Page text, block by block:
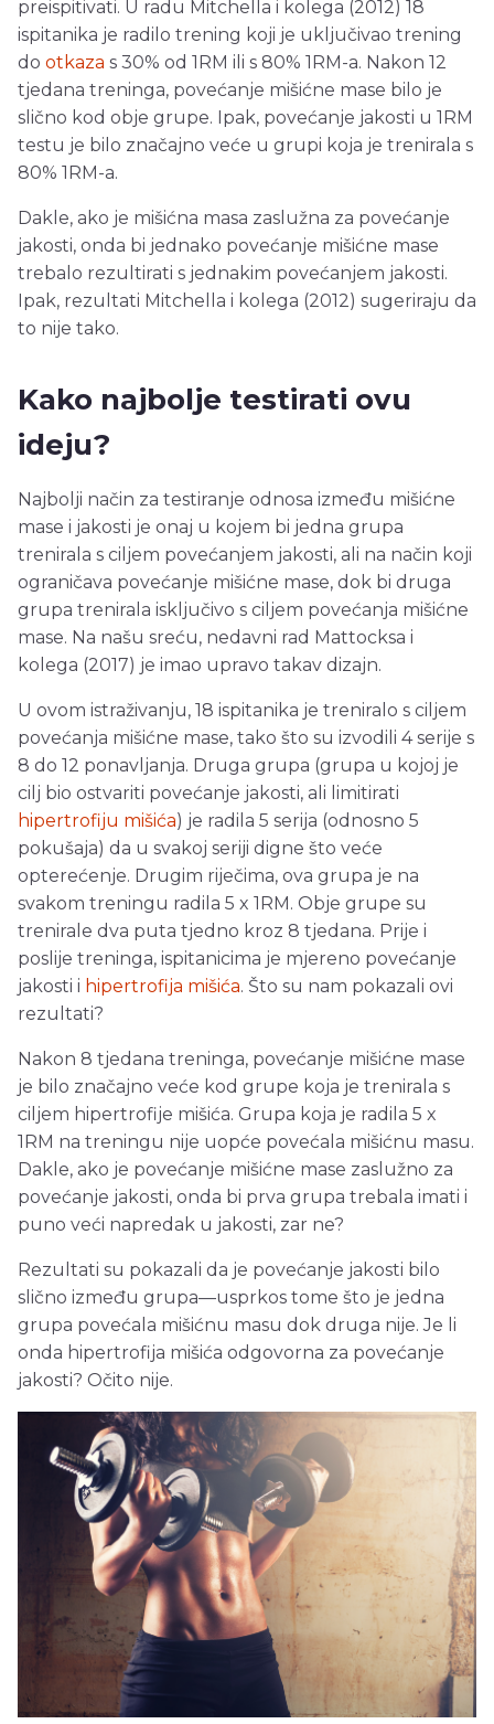
preispitivati. U radu Mitchella i kolega (2012) 18
ispitanika je radilo trening koji je uključivao trening
do otkaza s 30% od 1RM ili s 80% 1RM-a. Nakon 12
tjedana treninga, povećanje mišićne mase bilo je
slično kod obje grupe. Ipak, povećanje jakosti u 1RM
testu je bilo značajno veće u grupi koja je trenirala s
80% 1RM-a.
Dakle, ako je mišićna masa zaslužna za povećanje
jakosti, onda bi jednako povećanje mišićne mase
trebalo rezultirati s jednakim povećanjem jakosti.
Ipak, rezultati Mitchella i kolega (2012) sugeriraju da
to nije tako.
Kako najbolje testirati ovu
ideju?
Najbolji način za testiranje odnosa između mišićne
mase i jakosti je onaj u kojem bi jedna grupa
trenirala s ciljem povećanjem jakosti, ali na način koji
ograničava povećanje mišićne mase, dok bi druga
grupa trenirala isključivo s ciljem povećanja mišićne
mase. Na našu sreću, nedavni rad Mattocksa i
kolega (2017) je imao upravo takav dizajn.
U ovom istraživanju, 18 ispitanika je treniralo s ciljem
povećanja mišićne mase, tako što su izvodili 4 serije s
8 do 12 ponavljanja. Druga grupa (grupa u kojoj je
cilj bio ostvariti povećanje jakosti, ali limitirati
hipertrofiju mišića) je radila 5 serija (odnosno 5
pokušaja) da u svakoj seriji digne što veće
opterećenje. Drugim riječima, ova grupa je na
svakom treningu radila 5 x 1RM. Obje grupe su
trenirale dva puta tjedno kroz 8 tjedana. Prije i
poslije treninga, ispitanicima je mjereno povećanje
jakosti i hipertrofija mišića. Što su nam pokazali ovi
rezultati?
Nakon 8 tjedana treninga, povećanje mišićne mase
je bilo značajno veće kod grupe koja je trenirala s
ciljem hipertrofije mišića. Grupa koja je radila 5 x
1RM na treningu nije uopće povećala mišićnu masu.
Dakle, ako je povećanje mišićne mase zaslužno za
povećanje jakosti, onda bi prva grupa trebala imati i
puno veći napredak u jakosti, zar ne?
Rezultati su pokazali da je povećanje jakosti bilo
slično između grupa—usprkos tome što je jedna
grupa povećala mišićnu masu dok druga nije. Je li
onda hipertrofija mišića odgovorna za povećanje
jakosti? Očito nije.